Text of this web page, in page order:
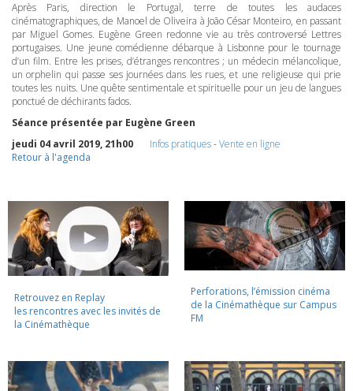
Après Paris, direction le Portugal, terre de toutes les audaces
cinématographiques, de Manoel de Oliveira à João César Monteiro, en passant
par Miguel Gomes. Eugène Green redonne vie au très controversé Lettres
portugaises. Une jeune comédienne débarque à Lisbonne pour le tournage
d’un film. Entre les prises, d’étranges rencontres ; un médecin mélancolique,
un orphelin qui passe ses journées dans les rues, et une religieuse qui prie
toutes les nuits. Une quête sentimentale et spirituelle pour un jeu de langues
ponctué de déchirants fados.
Séance présentée par Eugène Green
jeudi 04 avril 2019, 21h00
Infos pratiques-Vente en ligne
Retour à l'agenda
Retrouvez en Replay
les rencontres avec les invités de
la Cinémathèque
Perforations, l’émission cinéma
de la Cinémathèque sur Campus
FM